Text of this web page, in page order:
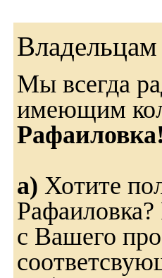
Мы всегда
имеющим
а) Хотите
с Вашего